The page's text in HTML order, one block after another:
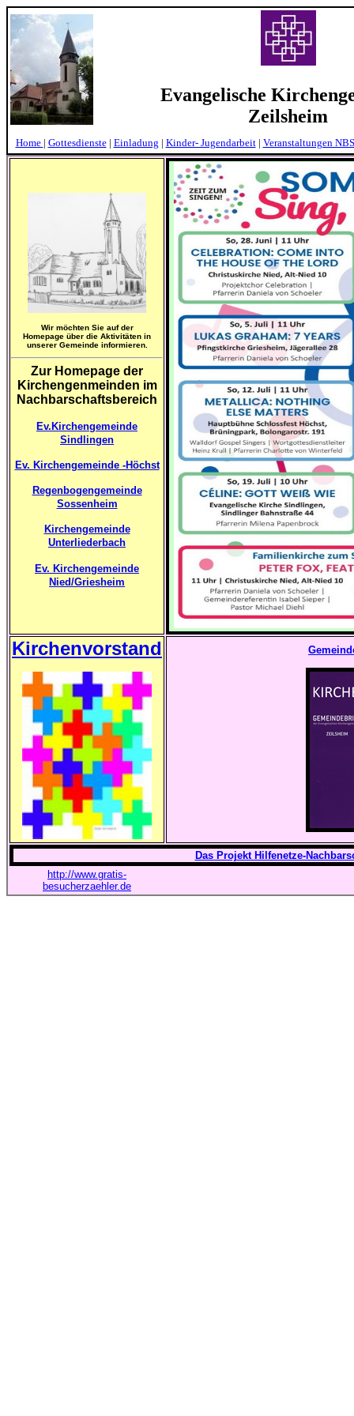
Evangelische
Zeilsheim
Home | Gottesdienste| Einladung | Kinder- Jugendarbeit| Veranstaltungen
Wir möchten Sie auf der
Homepage über die Aktivitäten in
unserer Gemeinde informieren.
Zur Homepage der
Kirchengenmeinden im
Nachbarschaftsbereich
Ev.Kirchengemeinde
Sindlingen
Ev. Kirchengemeinde -Höchst
Regenbogengemeinde
Sossenheim
Kirchengemeinde
Unterliederbach
Ev. Kirchengemeinde
Nied/Griesheim
Kirchenvorstand
Das Projekt Hilfenetze-
http://www.gratis-
besucherzaehler.de